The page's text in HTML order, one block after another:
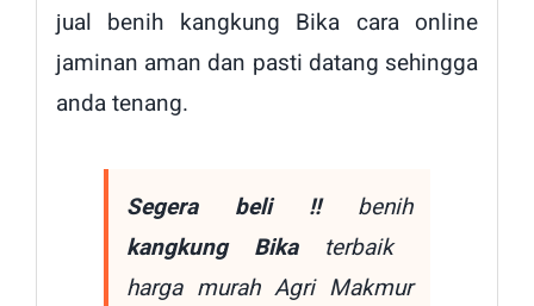
jual benih kangkung Bika cara online
jaminan aman dan pasti datang sehingga
anda tenang.
Segera beli !!benih
kangkung Bika terbaik
harga murah Agri Makmur